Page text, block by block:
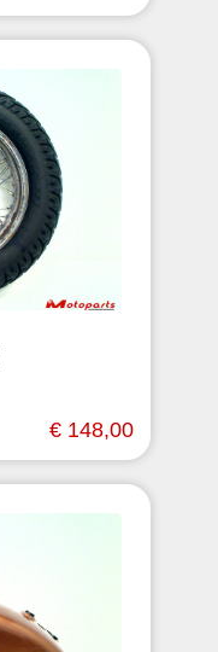
€ 148,00